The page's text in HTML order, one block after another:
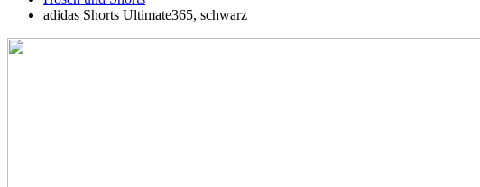
adidas Shorts Ultimate365, schwarz